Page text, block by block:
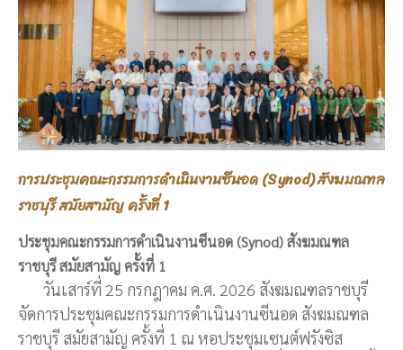
การประชุมคณะกรรมการดำเนินงานซีนอด (Synod) สังฆมณฑล
ราชบุรี สมัยสามัญ ครั้งที่ 1
ประชุมคณะกรรมการดำเนินงานซีนอด (Synod) สังฆมณฑล
ราชบุรี สมัยสามัญ ครั้งที่ 1
วันเสาร์ที่ 25 กรกฎาคม ค.ศ. 2026 สังฆมณฑลราชบุรี
จัดการประชุมคณะกรรมการดำเนินงานซีนอด สังฆมณฑล
ราชบุรี สมัยสามัญ ครั้งที่ 1 ณ หอประชุมเซนต์ฟรังซิส